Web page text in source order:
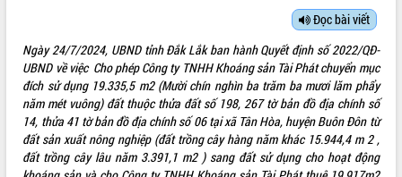
UBND CÁC XÃ, PHƯỜNG
THÔNG TIN CHỈ ĐẠO ĐIỀU HÀNH
HỆ THỐNG VĂN BẢN
VĂN BẢN HĐND TỈNH
Đọc bài viết
Ngày 24/7/2024, UBND tỉnh Đắk Lắk ban hành Quyết định số 2022/QĐ-
UBND về việc Cho phép Công ty TNHH Khoáng sản Tài Phát chuyển mục
đích sử dụng 19.335,5 m2 (Mười chín nghìn ba trăm ba mươi lăm phẩy
năm mét vuông) đất thuộc thửa đất số 198, 267 tờ bản đồ địa chính số
14, thửa 41 tờ bản đồ địa chính số 06 tại xã Tân Hòa, huyện Buôn Đôn từ
đất sản xuất nông nghiệp (đất trồng cây hàng năm khác 15.944,4 m 2 ,
đất trồng cây lâu năm 3.391,1 m2 ) sang đất sử dụng cho hoạt động